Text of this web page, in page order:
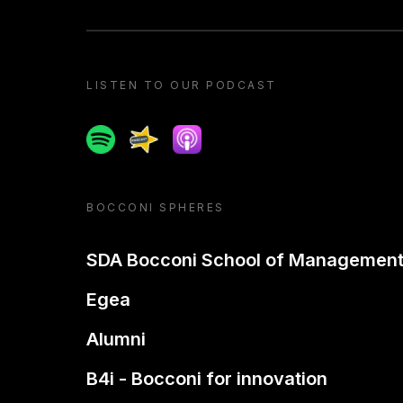
LISTEN TO OUR PODCAST
SpotifySpreakerApple podcast
BOCCONI SPHERES
SDA Bocconi School of Management
Egea
Alumni
B4i - Bocconi for innovation